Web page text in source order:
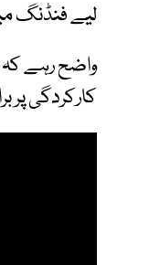
لیے فنڈنگ
واضح رہے کہ
کارکردگی پر